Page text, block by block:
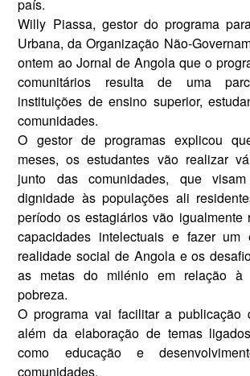
país.
Willy Piassa, gestor do progra­ma
Urbana, da Organização Não-
ontem ao Jornal de An­gola que o
comunitários resulta de uma
instituições de ensi­no superior,
comunidades.
O gestor de programas explicou
meses, os estu­dantes vão realizar
junto das comunidades, que
dignidade às populações ali
período os estagiá­rios vão igualmente
capacidades intelectuais e fa­zer um
realidade so­cial de Angola e os
as metas do milénio em relação à
pobreza.
O programa vai facilitar a publi­cação
além da ela­boração de temas
como educação e
comunidades.